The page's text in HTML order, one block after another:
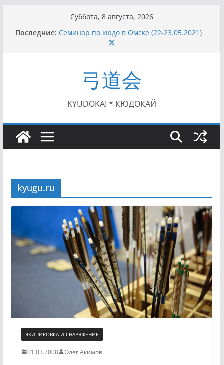
содержимому
Суббота, 8 августа, 2026
Последние: Семинар по кюдо в Омске (22-23.05.2021)
Чемпионат Росcии, Дёмино (2-5.09.2021)
II Кубок Посла Японии в России по Кюдо,
Орёл (25.07.2021)
I этап Кубка Московской области по Кюдо /
Сейдокан II (27.06.2021)
弓道会
KYUDOKAI * КЮДОКАЙ
kyugu.ru
ЭКИПИРОВКА И СНАРЯЖЕНИЕ
01.03.2008 Олег Акимов